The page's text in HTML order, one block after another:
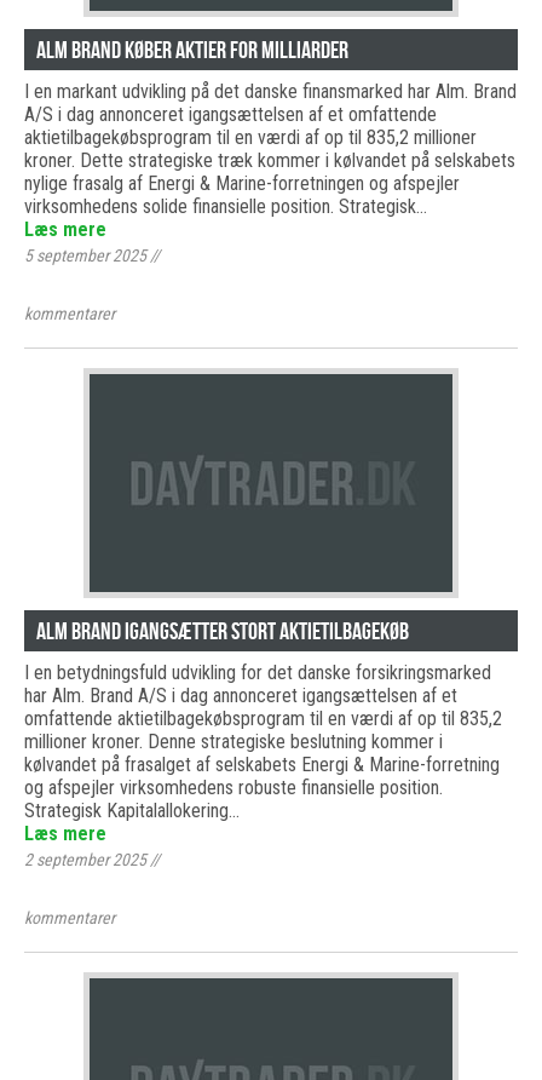
Alm Brand køber aktier for milliarder
I en markant udvikling på det danske finansmarked har Alm. Brand
A/S i dag annonceret igangsættelsen af et omfattende
aktietilbagekøbsprogram til en værdi af op til 835,2 millioner
kroner. Dette strategiske træk kommer i kølvandet på selskabets
nylige frasalg af Energi & Marine-forretningen og afspejler
virksomhedens solide finansielle position. Strategisk…
Læs mere
5 september 2025//
kommentarer
Alm Brand igangsætter stort aktietilbagekøb
I en betydningsfuld udvikling for det danske forsikringsmarked
har Alm. Brand A/S i dag annonceret igangsættelsen af et
omfattende aktietilbagekøbsprogram til en værdi af op til 835,2
millioner kroner. Denne strategiske beslutning kommer i
kølvandet på frasalget af selskabets Energi & Marine-forretning
og afspejler virksomhedens robuste finansielle position.
Strategisk Kapitalallokering…
Læs mere
2 september 2025//
kommentarer